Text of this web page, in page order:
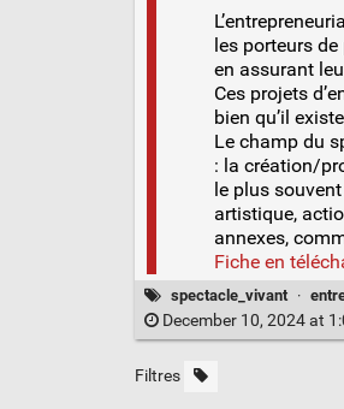
les porteurs
en assurant
Ces projets
bien qu’il
Le champ du
: la création/
le plus
artistique,
annexes,
Fiche en
spectacle_vivant ·
December 10, 2024 at
Filtres